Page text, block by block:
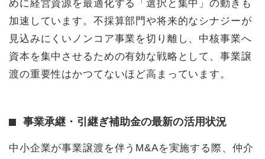
めに経営資源を最適化する「選択と集中」の動きも
加速しています。不採算部門や将来的なシナジーが
見込みにくいノンコア事業を切り離し、中核事業へ
資本を集中させるための有効な戦略として、事業譲
渡の重要性はかつてないほど高まっています。
事業承継・引継ぎ補助金の最新の活用状況
中小企業が事業譲渡を伴うM&Aを実施する際、仲介